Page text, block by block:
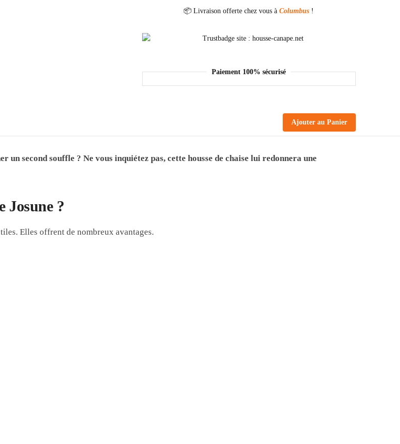
📦 Livraison offerte chez vous àColumbus !
Paiement 100% sécurisé
Ajouter au Panier
un second souffle ? Ne vous inquiétez pas, cette housse de chaise lui redonnera une
Josune ?
Elles offrent de nombreux avantages.